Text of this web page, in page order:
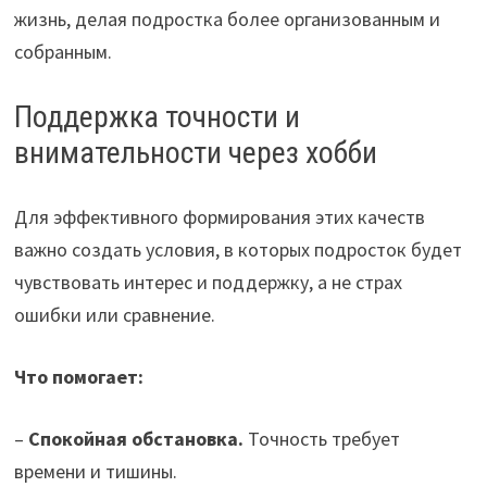
жизнь, делая подростка более организованным и
собранным.
Поддержка точности и
внимательности через хобби
Для эффективного формирования этих качеств
важно создать условия, в которых подросток будет
чувствовать интерес и поддержку, а не страх
ошибки или сравнение.
Что помогает:
– Спокойная обстановка. Точность требует
времени и тишины.